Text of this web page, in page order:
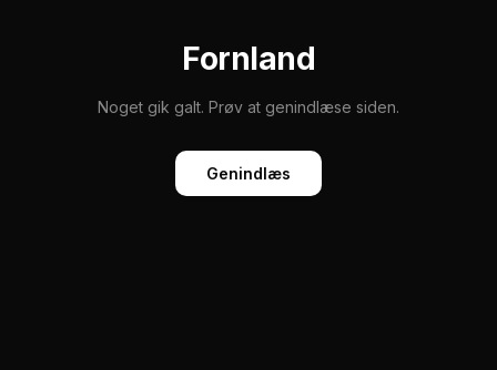
Fornland
Noget gik galt. Prøv at genindlæse siden.
Genindlæs